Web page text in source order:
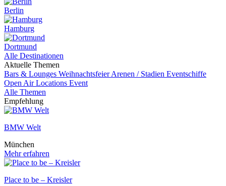
Berlin
Hamburg
Dortmund
Alle Destinationen
Aktuelle Themen
Bars & Lounges WeihnachtsfeierArenen / Stadien Eventschiffe
Open Air Locations Event
Alle Themen
Empfehlung
BMW Welt
München
Mehr erfahren
Place to be – Kreisler